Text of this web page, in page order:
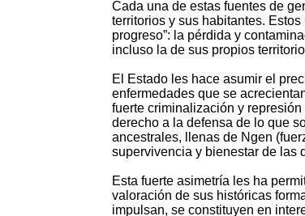
Cada una de estas fuentes de
territorios y sus habitantes.
progreso”: la pérdida y
incluso la de sus propios
El Estado les hace asumir el
enfermedades que se
fuerte criminalización y
derecho a la defensa de lo que
ancestrales, llenas de Ngen
supervivencia y bienestar de las
Esta fuerte asimetría les ha
valoración de sus históricas
impulsan, se constituyen en